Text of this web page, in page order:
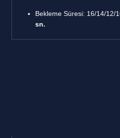
Bekleme Süresi: 16/14/12/
sn.